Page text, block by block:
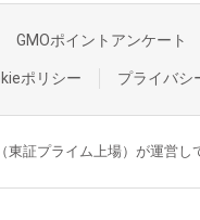
GMOポイントアンケート
ポリシー プライバシ
東証プライム上場）が運営し